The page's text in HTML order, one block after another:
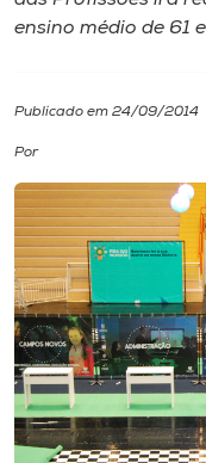
Cultura
CPA
Biblioteca
Editora
Rádio
ensino médio de 61
Publicado em 24/09/2014
Por